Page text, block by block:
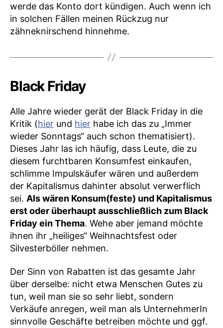
werde das Konto dort kündigen. Auch wenn ich
in solchen Fällen meinen Rückzug nur
zähneknirschend hinnehme.
Black Friday
Alle Jahre wieder gerät der Black Friday in die
Kritik (hier und hier habe ich das zu „Immer
wieder Sonntags“ auch schon thematisiert).
Dieses Jahr las ich häufig, dass Leute, die zu
diesem furchtbaren Konsumfest einkaufen,
schlimme Impulskäufer wären und außerdem
der Kapitalismus dahinter absolut verwerflich
sei. Als wären Konsum(feste) und Kapitalismus
erst oder überhaupt ausschließlich zum Black
Friday ein Thema. Wehe aber jemand möchte
ihnen ihr „heiliges“ Weihnachtsfest oder
Silvesterböller nehmen.
Der Sinn von Rabatten ist das gesamte Jahr
über derselbe: nicht etwa Menschen Gutes zu
tun, weil man sie so sehr liebt, sondern
Verkäufe anregen, weil man als UnternehmerIn
sinnvolle Geschäfte betreiben möchte und ggf.